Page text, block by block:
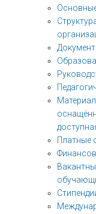
Платные